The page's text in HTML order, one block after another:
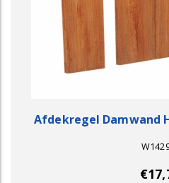
Afdekregel Damwand